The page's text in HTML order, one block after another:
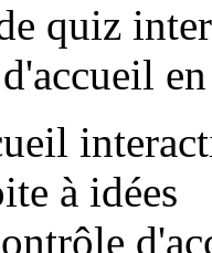
quiz
à idées